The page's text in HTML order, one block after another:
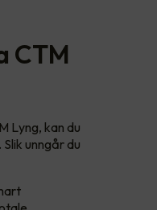
CTM
Lyng, kan du
unngår du